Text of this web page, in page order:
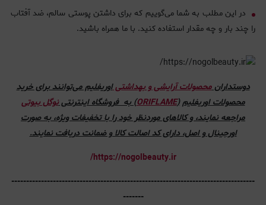
در این مطلب به شما می‌گوییم که برای داشتن پوستی سالم، ضد آفتاب
را چند بار و چه مقدار استفاده کنید. با ما همراه باشید.
دوستدارانمحصولات آرایشی و بهداشتیاوریفلیم می‌توانند برای خرید
محصولات اوریفلیم(
ORIFLAME) به فروشگاه اینترنتینوگل بیوتی
مراجعه نمایند، و کالاهای موردنظر خود را با تخفیفات ویژه، به صورت
اورجینال و اصل، دارای کد اصالت کالا و ضمانت دریافت نمایند.
https://nogolbeauty.ir/
----------------------------------------------------------------------------------
-------